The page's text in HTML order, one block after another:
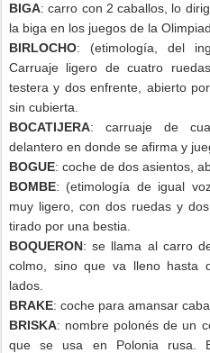
BIGA: carro con 2 caballos, lo
la biga en los juegos de la
BIRLOCHO: (etimología, del
Carruaje ligero de cuatro
testera y dos enfrente, abierto
sin cubierta.
BOCATIJERA: carruaje de
delantero en donde se afirma y
BOGUE: coche de dos asientos,
BOMBE: (etimología de igual
muy ligero, con dos ruedas y
tirado por una bestia.
BOQUERON: se llama al carro
colmo, sino que va lleno hasta
lados.
BRAKE: coche para amansar
BRISKA: nombre polonés de un
que se usa en Polonia rusa.